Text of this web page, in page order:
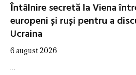
Întâlnire secretă la Viena
europeni și ruși pentru a
Ucraina
6 august 2026
…